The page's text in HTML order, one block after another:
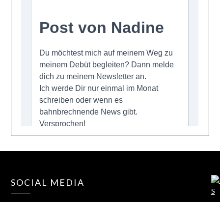
SOCIAL MEDIA